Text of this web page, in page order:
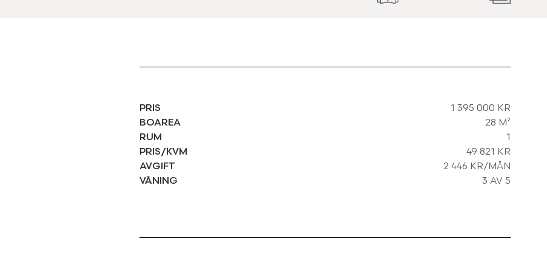
PRIS
1 395 000 KR
BOAREA
28 M²
RUM
1
PRIS/KVM
49 821 KR
AVGIFT
2 446 KR/MÅN
VÅNING
3 AV 5